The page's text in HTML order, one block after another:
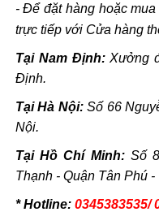
- Để đặt hàng hoặc
trực tiếp với Cửa hàng
Tại Nam Định:Xưởng
Định.
Tại Hà Nội:Số 66
Nội.
Tại Hồ Chí Minh:Số
Thạnh - Quận Tân Phú -
* Hotline: 0345383535/